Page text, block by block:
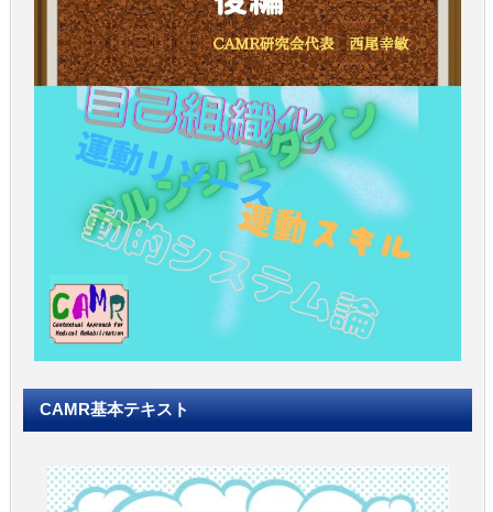
CAMR基本テキスト